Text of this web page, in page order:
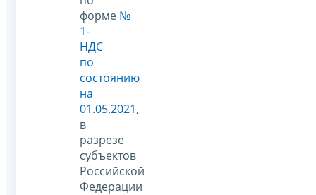
форме №
1-
НДС
по
состоянию
на
01.05.2021,
в
разрезе
субъектов
Российской
Федерации